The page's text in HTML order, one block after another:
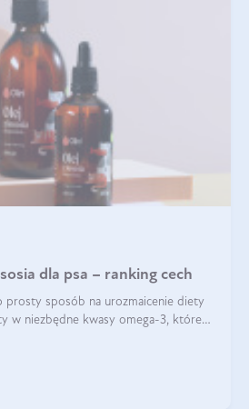
dla psa – ranking cech
prosty sposób na urozmaicenie diety
w niezbędne kwasy omega-3, które